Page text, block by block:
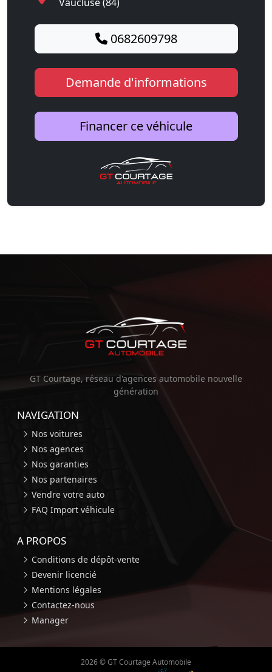
0682609798
Demande d'informations
Financer ce véhicule
GT Courtage, réseau d'agences automobile nouvelle
génération
NAVIGATION
Nos voitures
Nos agences
Nos garanties
Nos partenaires
Vendre votre auto
FAQ Import véhicule
A PROPOS
Conditions de dépôt-vente
Devenir licencié
Mentions légales
Contactez-nous
Manager
2026 © GT Courtage Automobile